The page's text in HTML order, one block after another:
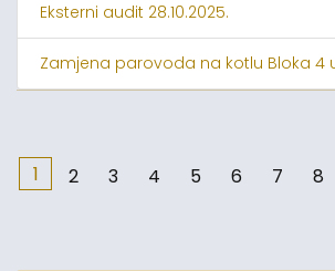
Eksterni audit 28.10.2025.
Zamjena parovoda na kotlu Bloka 4 u
1 2 3 4 5 6 7 8